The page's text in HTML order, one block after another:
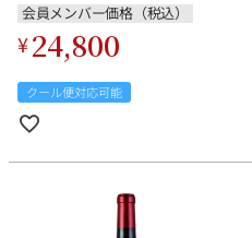
会員メンバー価格（税込）
¥24,800
クール便対応可能